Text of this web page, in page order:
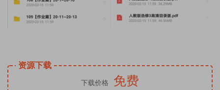
资源下载
下载价格 免费